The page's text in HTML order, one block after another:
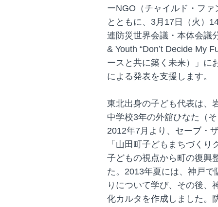
ーNGO（チャイルド・フ
とともに、3月17日（火）
連防災世界会議・本体会議
& Youth “Don’t Decide My
ースと共に築く未来）」に
による発表を支援します。
東北出身の子ども代表は、
中学校3年の外舘ひなた（
2012年7月より、セーブ・
「山田町子どもまちづく
子どもの視点から町の復興
た。2013年夏には、神戸
りについて学び、その後、
化カルタを作成しました。